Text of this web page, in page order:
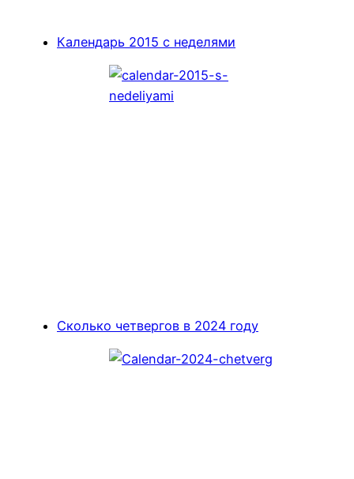
Календарь 2015 с неделями
Сколько четвергов в 2024 году